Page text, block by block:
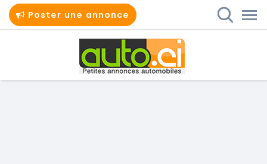
Poster une annonce